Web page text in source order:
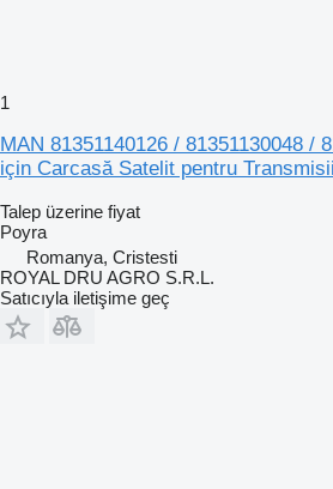
1
MAN 81351140126 / 81351130048 /
için Carcasă Satelit pentru
Talep üzerine fiyat
Poyra
Romanya, Cristesti
ROYAL DRU AGRO S.R.L.
Satıcıyla iletişime geç